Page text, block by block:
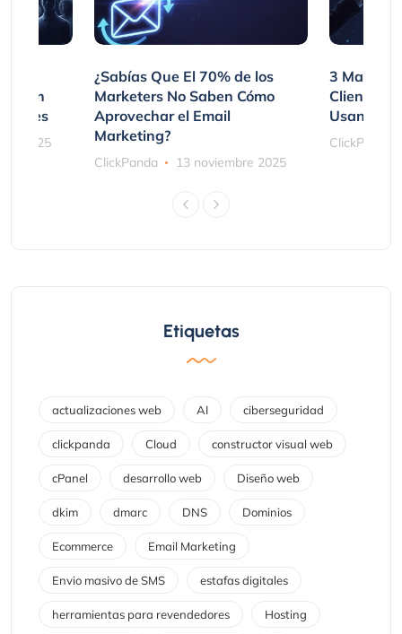
2025
¿Sabías Que El 70% de los
Marketers No Saben Cómo
Aprovechar el Email
Marketing?
ClickPanda 13 noviembre 2025
3
Clientes
Usando
ClickPanda
Etiquetas
actualizaciones web AI ciberseguridad
clickpanda Cloud constructor visual web
cPanel desarrollo web Diseño web
dkim dmarc DNS Dominios
Ecommerce Email Marketing
Envio masivo de SMS estafas digitales
herramientas para revendedores Hosting